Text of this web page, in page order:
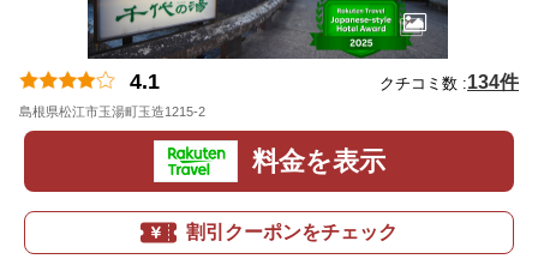
4.1 クチコミ数 :134件
島根県松江市玉湯町玉造1215-2
料金を表示
割引クーポンをチェック